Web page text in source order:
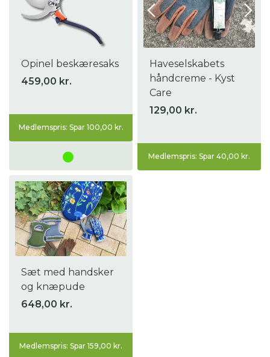
Opinel beskæresaks
459,00 kr.
Medlemspris: Spar 100,00 kr.
Haveselskabets
håndcreme - Kyst
Care
129,00 kr.
Medlemspris: Spar 40,00 kr.
Sæt med handsker
og knæpude
648,00 kr.
Medlemspris: Spar 159,00 kr.